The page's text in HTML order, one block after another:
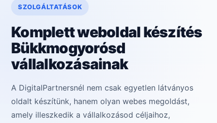
SZOLGÁLTATÁSOK
Komplett weboldal készítés
Bükkmogyorósd
vállalkozásainak
A DigitalPartnersnél nem csak egyetlen látványos
oldalt készítünk, hanem olyan webes megoldást,
amely illeszkedik a vállalkozásod céljaihoz,